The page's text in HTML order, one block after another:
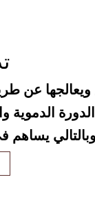
ويعالجها عن
الدموية